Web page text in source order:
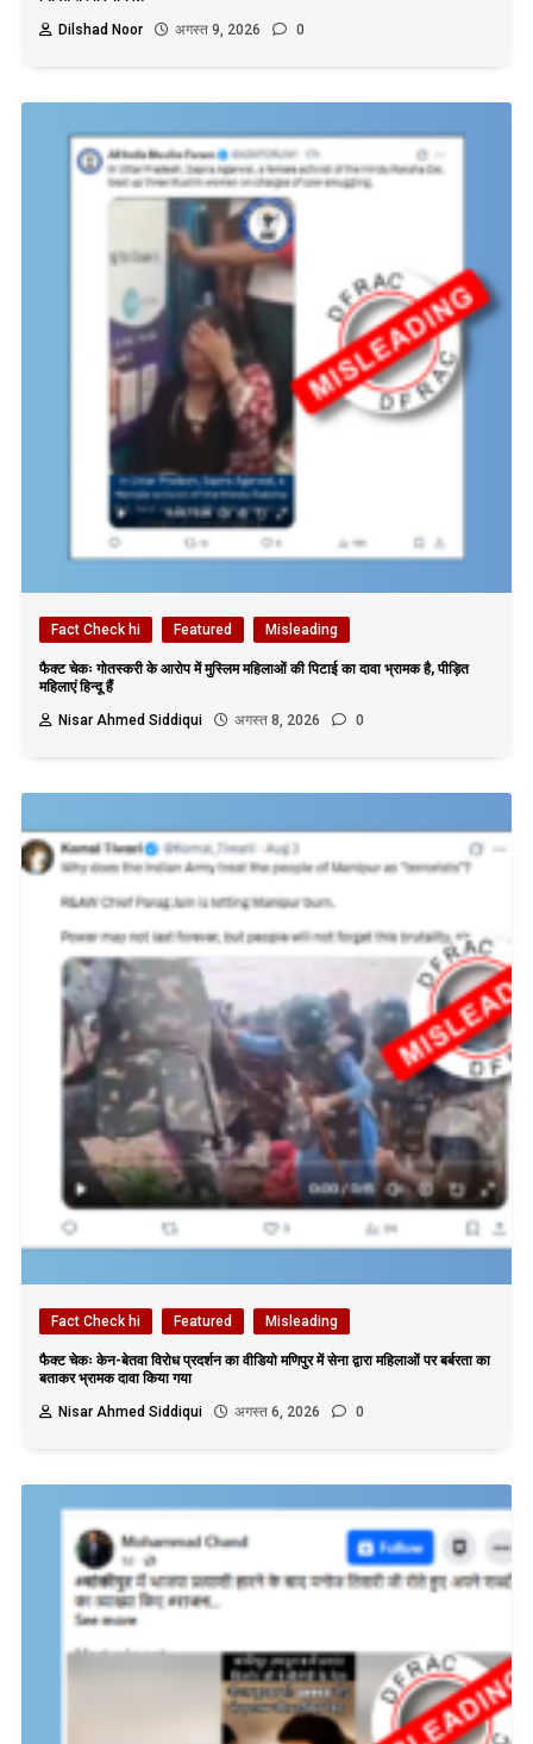
Dilshad Noor
अगस्त 9, 2026 0
Fact Check hi Featured Misleading
फैक्ट चेकः गोतस्करी के आरोप में मुस्लिम महिलाओं की पिटाई का दावा भ्रामक है, पीड़ित
महिलाएं हिन्दू हैं
Nisar Ahmed Siddiqui
अगस्त 8, 2026 0
Fact Check hi Featured Misleading
फैक्ट चेकः केन-बेतवा विरोध प्रदर्शन का वीडियो मणिपुर में सेना द्वारा महिलाओं पर बर्बरता का
बताकर भ्रामक दावा किया गया
Nisar Ahmed Siddiqui
अगस्त 6, 2026 0